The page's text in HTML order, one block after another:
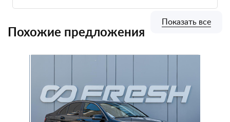
Похожие предложения
Показать все